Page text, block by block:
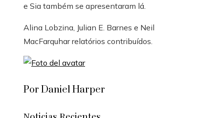
e Sia também se apresentaram lá.
Alina Lobzina Julian E. Barnes e Neil
MacFarquharrelatórios contribuídos.
Por Daniel Harper